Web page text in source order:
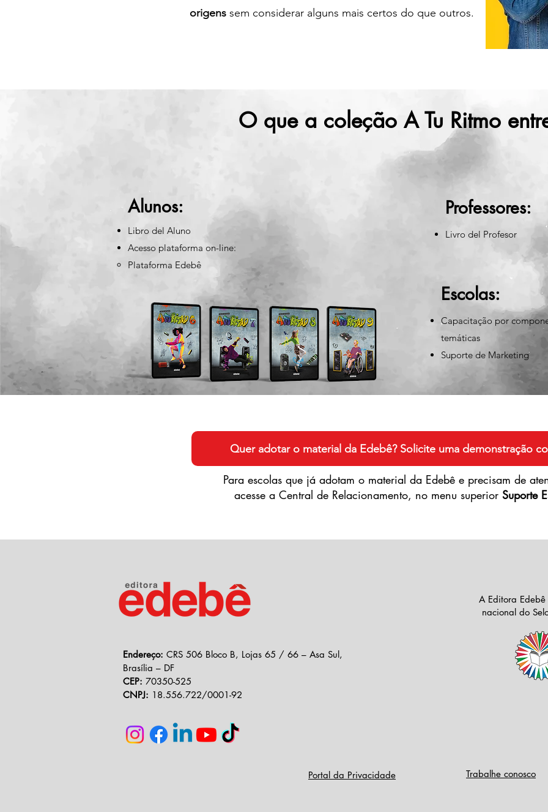
origens sem considerar alguns mais certos do que outros.
O que a coleção A Tu Ritmo
Alunos:
Libro del Aluno
Acesso plataforma on-line:
Plataforma Edebê
Professores:
Livro del Profesor
Escolas:
Capacitação por
temáticas
Suporte de Marketing
Quer adotar o material da Edebê? Solicite uma demonstração
Para escolas que já adotam o material da Edebê e precisam de
acesse a Central de Relacionamento, no menu superior Suporte
Endereço: CRS 506 Bloco B, Lojas 65 / 66 – Asa Sul,
Brasília – DF
CEP: 70350-525
CNPJ: 18.556.722/0001-92
A Editora
nacional do
Portal da Privacidade Trabalhe conosco